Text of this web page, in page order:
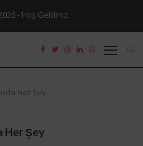
- Hoş Geldiniz
Her Şey
Her Şey